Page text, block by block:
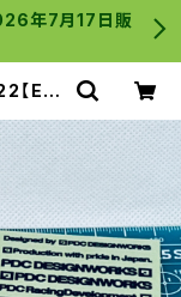
年7月17日販
【EVI